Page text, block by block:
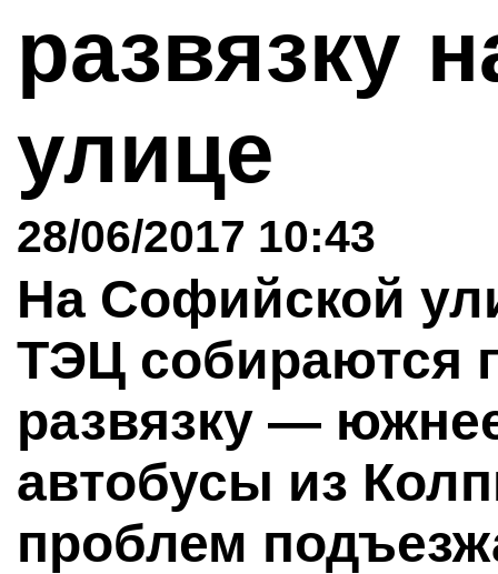
развязку
улице
28/06/2017 10:43
На Софийской
ТЭЦ собираются
развязку —
автобусы из
проблем